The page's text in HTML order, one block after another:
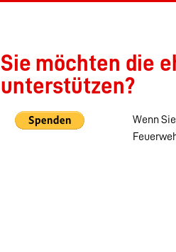
Sie möchten die
unterstützen?
Wenn